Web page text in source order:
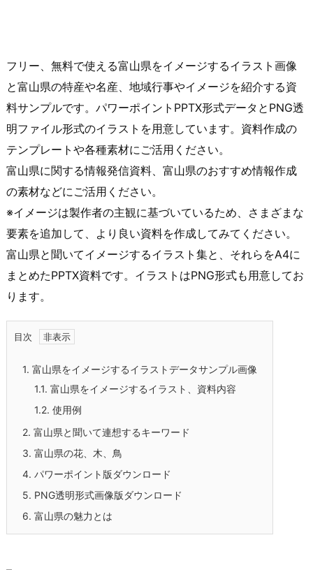
フリー、無料で使える富山県をイメージするイラスト画像
と富山県の特産や名産、地域行事やイメージを紹介する資
料サンプルです。パワーポイントPPTX形式データとPNG透
明ファイル形式のイラストを用意しています。資料作成の
テンプレートや各種素材にご活用ください。
富山県に関する情報発信資料、富山県のおすすめ情報作成
の素材などにご活用ください。
※イメージは製作者の主観に基づいているため、さまざまな
要素を追加して、より良い資料を作成してみてください。
富山県と聞いてイメージするイラスト集と、それらをA4に
まとめたPPTX資料です。イラストはPNG形式も用意してお
ります。
目次
1. 富山県をイメージするイラストデータサンプル画像
1.1. 富山県をイメージするイラスト、資料内容
1.2. 使用例
2. 富山県と聞いて連想するキーワード
3. 富山県の花、木、鳥
4. パワーポイント版ダウンロード
5. PNG透明形式画像版ダウンロード
6. 富山県の魅力とは